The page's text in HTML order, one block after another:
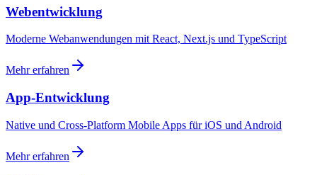
Webentwicklung
Moderne Webanwendungen mit React, Next.js und TypeScript
Mehr erfahren
App-Entwicklung
Native und Cross-Platform Mobile Apps für iOS und Android
Mehr erfahren